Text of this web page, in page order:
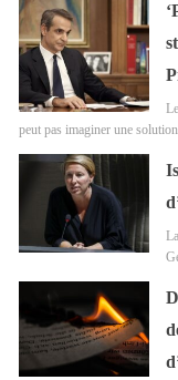
peut pas imaginer une